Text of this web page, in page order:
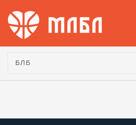
Турнир:
БЛБ